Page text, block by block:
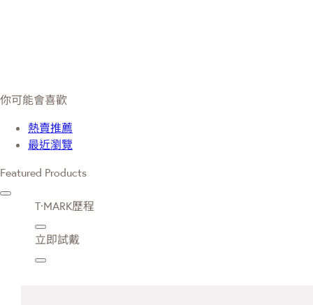
你可能會喜歡
熱賣推薦
最近瀏覽
Featured Products
T·MARK歷程
立即試戴